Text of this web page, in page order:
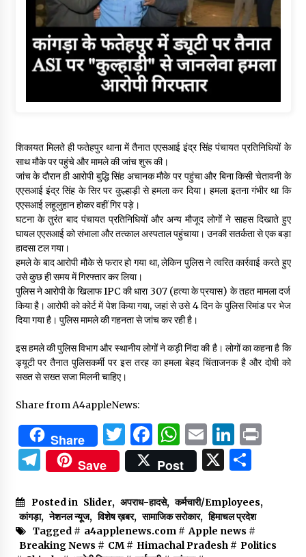
शिकायत मिलते ही फतेहपुर थाना में तैनात एएसआई इंद्र सिंह पंचायत प्रतिनिधियों के
साथ मौके पर पहुंचे और मामले की जांच शुरू की।
जांच के दौरान ही आरोपी बुद्धि सिंह अचानक मौके पर पहुंचा और बिना किसी चेतावनी के
एएसआई इंद्र सिंह के सिर पर कुल्हाड़ी से हमला कर दिया। हमला इतना गंभीर था कि
एएसआई लहूलुहान होकर वहीं गिर पड़े।
घटना के तुरंत बाद पंचायत प्रतिनिधियों और अन्य मौजूद लोगों ने साहस दिखाते हुए
घायल एएसआई को संभाला और तत्काल अस्पताल पहुंचाया। उनकी सतर्कता से एक बड़ा
हादसा टल गया।
हमले के बाद आरोपी मौके से फरार हो गया था, लेकिन पुलिस ने त्वरित कार्रवाई करते हुए
उसे कुछ ही समय में गिरफ्तार कर लिया।
पुलिस ने आरोपी के खिलाफ IPC की धारा 307 (हत्या के प्रयास) के तहत मामला दर्ज
किया है। आरोपी को कोर्ट में पेश किया गया, जहां से उसे 4 दिन के पुलिस रिमांड पर भेज
दिया गया है। पुलिस मामले की गहनता से जांच कर रही है।
इस हमले की पुलिस विभाग और स्थानीय लोगों ने कड़ी निंदा की है। लोगों का कहना है कि
ड्यूटी पर तैनात पुलिसकर्मी पर इस तरह का हमला बेहद चिंताजनक है और दोषी को
सख्त से सख्त सजा मिलनी चाहिए।
Share from A4appleNews:
Share Twitter
Facebook
WhatsApp
Email
Telegram
Save Post X
Posted in Slider, अपराध-हादसे, कर्मचारी/Employees,
कांगड़ा, नेशनल न्यूज, विशेष ख़बर, सामाजिक सरोकार, हिमाचल प्रदेश
Tagged # a4applenews.com# Apple news #
Breaking News # CM# Himachal Pradesh# Politics